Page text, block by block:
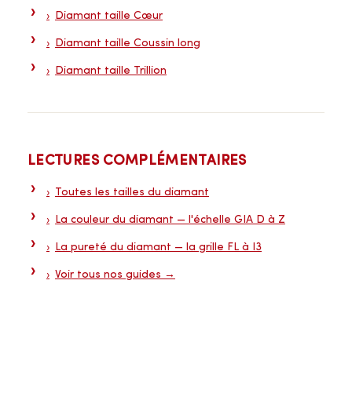
Diamant taille Cœur
Diamant taille Coussin long
Diamant taille Trillion
LECTURES COMPLÉMENTAIRES
Toutes les tailles du diamant
La couleur du diamant — l'échelle GIA D à Z
La pureté du diamant — la grille FL à I3
Voir tous nos guides →